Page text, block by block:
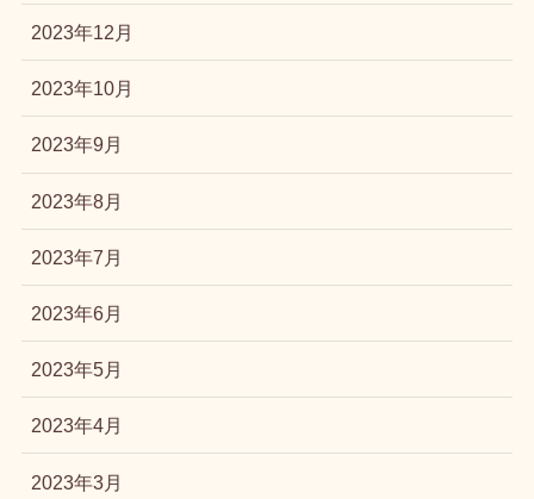
2023年12月
2023年10月
2023年9月
2023年8月
2023年7月
2023年6月
2023年5月
2023年4月
2023年3月